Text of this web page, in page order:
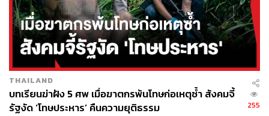
THAILAND
บทเรียนฆ่าฝัง 5 ศพ เมื่อฆาตกรพ้นโทษก่อเหตุซ้ำ สังคมจี้
รัฐงัด ‘โทษประหาร’ คืนความยุติธรรม
255